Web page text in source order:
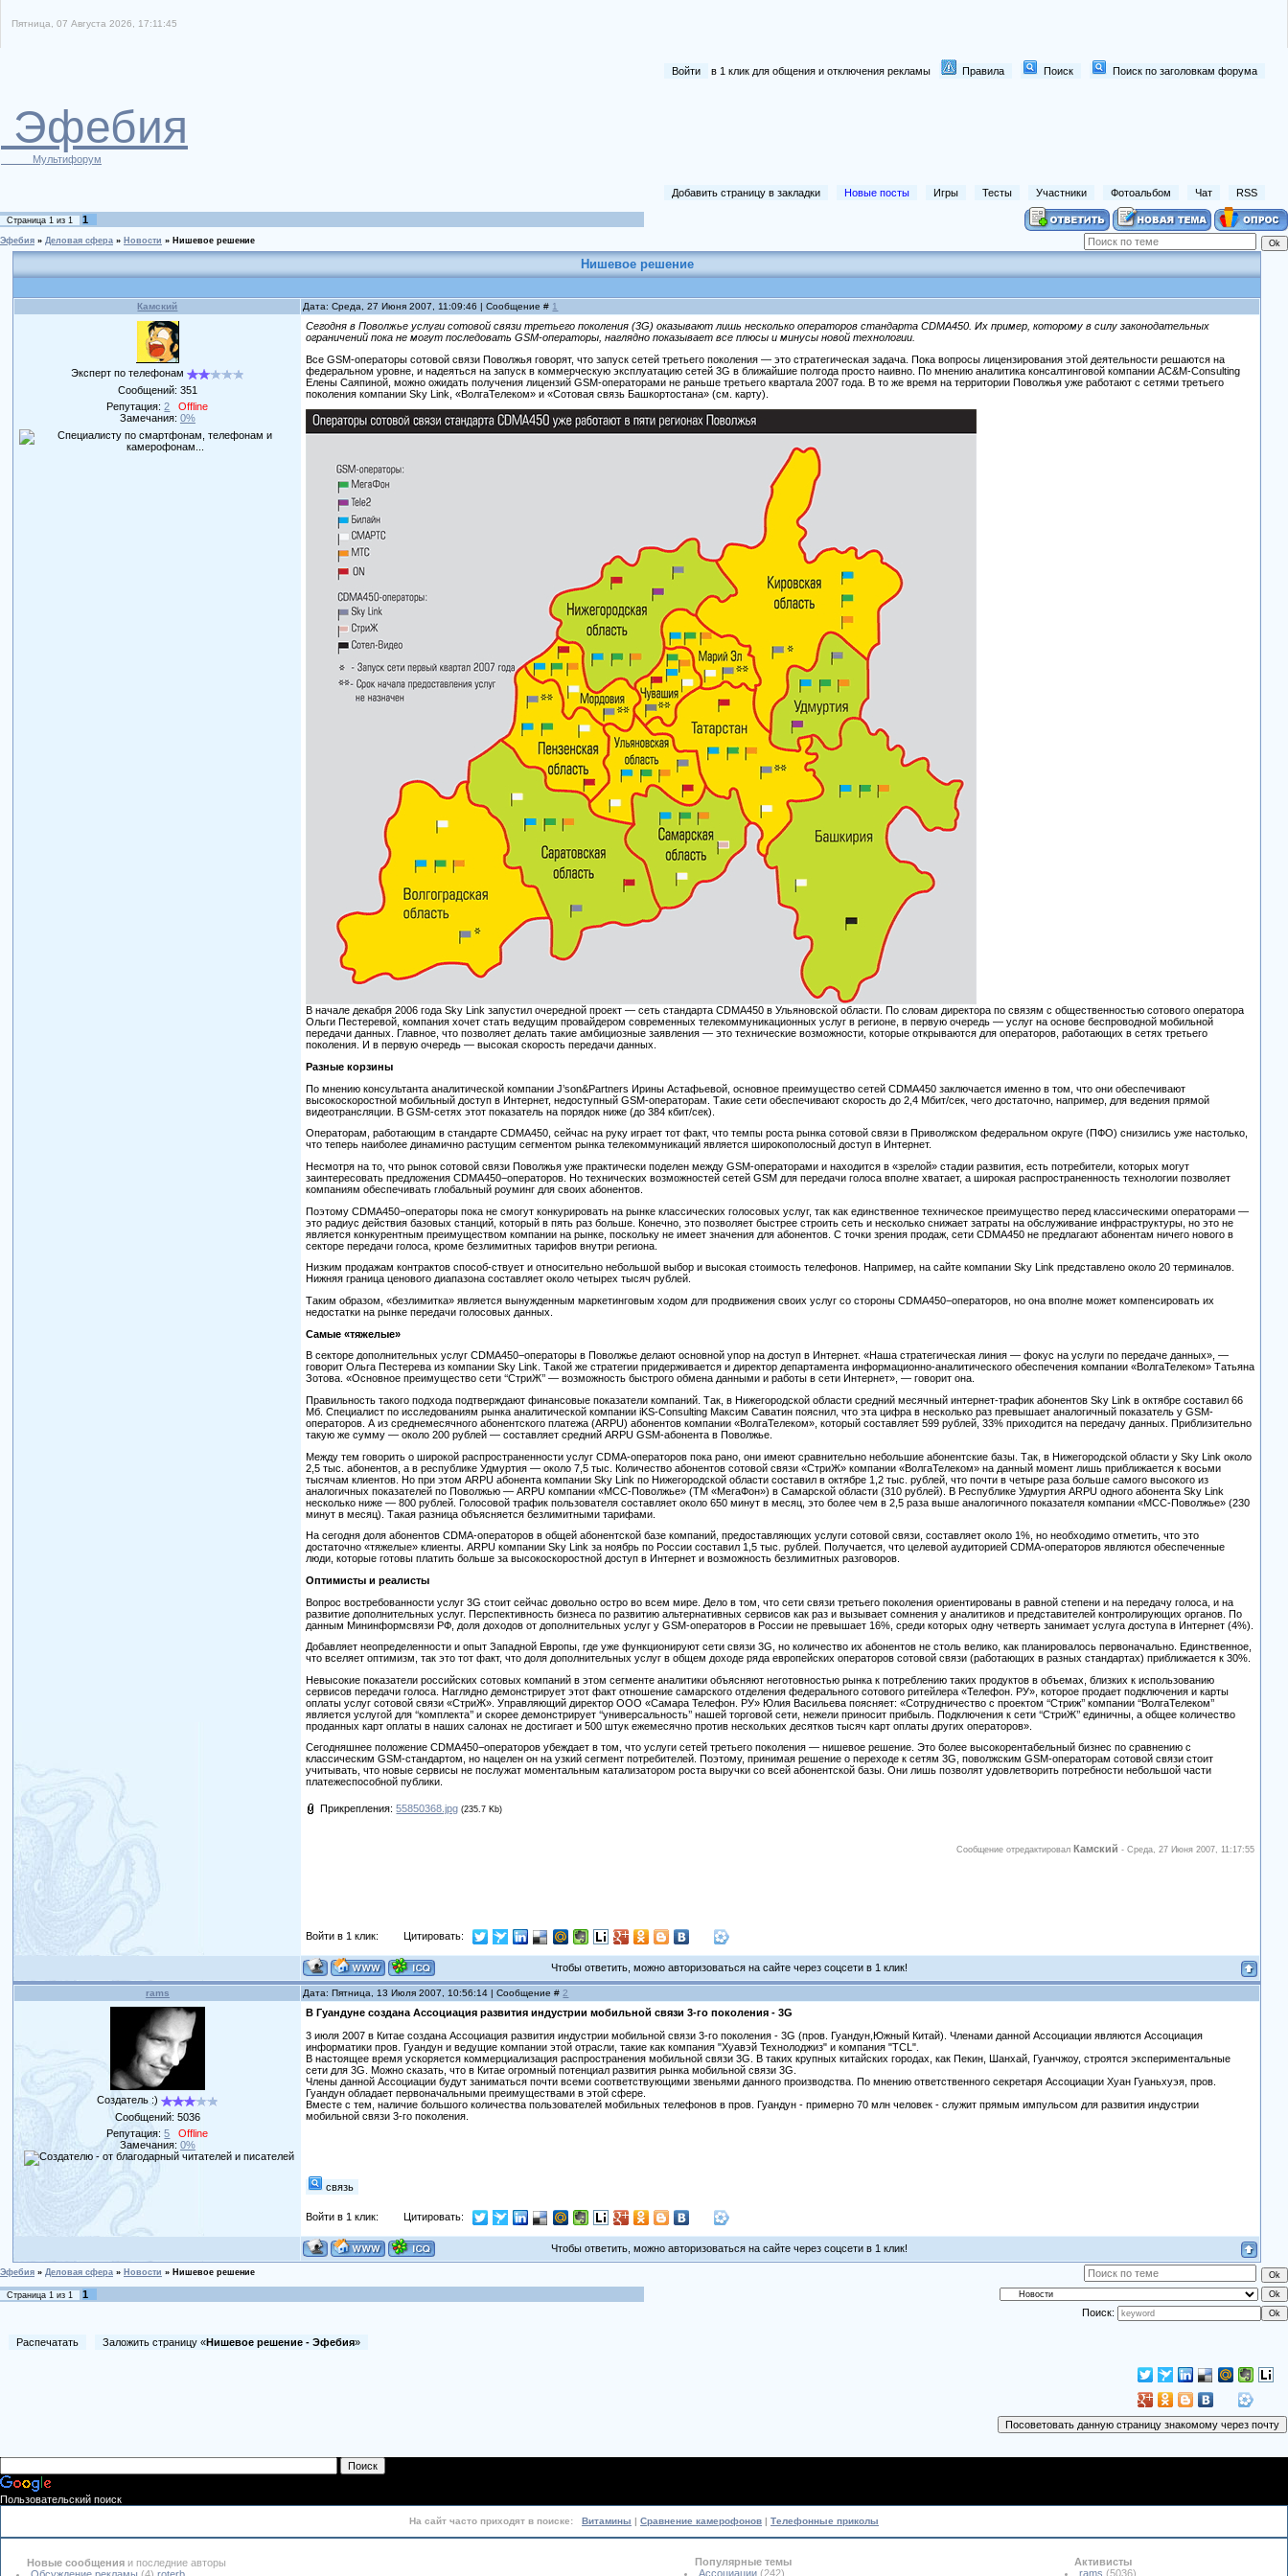
Пятница, 07 Августа 2026, 17:11:45
Войти в 1 клик для общения и отключения рекламы Правила Поиск Поиск по заголовкам форума
Эфебия
Мультифорум
Добавить страницу в закладки Новые посты Игры Тесты Участники Фотоальбом Чат RSS
Страница 1 из 1 1
Эфебия » Деловая сфера » Новости » Нишевое решение
Нишевое решение
Камский Дата: Среда, 27 Июня 2007, 11:09:46 | Сообщение # 1
Эксперт по телефонам
Сообщений: 351
Репутация:2
Offline
Замечания: 0%
Сегодня в Поволжье услуги сотовой связи третьего поколения (3G) оказывают лишь несколько операторов стандарта CDMA450. Их пример, которому в силу законодательных
ограничений пока не могут последовать GSM-операторы, наглядно показывает все плюсы и минусы новой технологии.
Все GSM-операторы сотовой связи Поволжья говорят, что запуск сетей третьего поколения — это стратегическая задача. Пока вопросы лицензирования этой деятельности решаются на
федеральном уровне, и надеяться на запуск в коммерческую эксплуатацию сетей 3G в ближайшие полгода просто наивно. По мнению аналитика консалтинговой компании AC&M-Consulting
Елены Саяпиной, можно ожидать получения лицензий GSM-операторами не раньше третьего квартала 2007 года. В то же время на территории Поволжья уже работают с сетями третьего
поколения компании Sky Link, «ВолгаТелеком» и «Сотовая связь Башкортостана» (см. карту).
В начале декабря 2006 года Sky Link запустил очередной проект — сеть стандарта CDMA450 в Ульяновской области. По словам директора по связям с общественностью сотового оператора
Ольги Пестеревой, компания хочет стать ведущим провайдером современных телекоммуникационных услуг в регионе, в первую очередь — услуг на основе беспроводной мобильной
передачи данных. Главное, что позволяет делать такие амбициозные заявления — это технические возможности, которые открываются для операторов, работающих в сетях третьего
поколения. И в первую очередь — высокая скорость передачи данных.
Разные корзины
По мнению консультанта аналитической компании J’son&Partners Ирины Астафьевой, основное преимущество сетей CDMA450 заключается именно в том, что они обеспечивают
высокоскоростной мобильный доступ в Интернет, недоступный GSM-операторам. Такие сети обеспечивают скорость до 2,4 Мбит/сек, чего достаточно, например, для ведения прямой
видеотрансляции. В GSM-сетях этот показатель на порядок ниже (до 384 кбит/сек).
Операторам, работающим в стандарте CDMA450, сейчас на руку играет тот факт, что темпы роста рынка сотовой связи в Приволжском федеральном округе (ПФО) снизились уже настолько,
что теперь наиболее динамично растущим сегментом рынка телекоммуникаций является широкополосный доступ в Интернет.
Несмотря на то, что рынок сотовой связи Поволжья уже практически поделен между GSM-операторами и находится в «зрелой» стадии развития, есть потребители, которых могут
заинтересовать предложения CDMA450−операторов. Но технических возможностей сетей GSM для передачи голоса вполне хватает, а широкая распространенность технологии позволяет
компаниям обеспечивать глобальный роуминг для своих абонентов.
Поэтому CDMA450−операторы пока не смогут конкурировать на рынке классических голосовых услуг, так как единственное техническое преимущество перед классическими операторами —
это радиус действия базовых станций, который в пять раз больше. Конечно, это позволяет быстрее строить сеть и несколько снижает затраты на обслуживание инфраструктуры, но это не
является конкурентным преимуществом компании на рынке, поскольку не имеет значения для абонентов. С точки зрения продаж, сети CDMA450 не предлагают абонентам ничего нового в
секторе передачи голоса, кроме безлимитных тарифов внутри региона.
Низким продажам контрактов способ-ствует и относительно небольшой выбор и высокая стоимость телефонов. Например, на сайте компании Sky Link представлено около 20 терминалов.
Нижняя граница ценового диапазона составляет около четырех тысяч рублей.
Таким образом, «безлимитка» является вынужденным маркетинговым ходом для продвижения своих услуг со стороны CDMA450−операторов, но она вполне может компенсировать их
недостатки на рынке передачи голосовых данных.
Самые «тяжелые»
В секторе дополнительных услуг CDMA450−операторы в Поволжье делают основной упор на доступ в Интернет. «Наша стратегическая линия — фокус на услуги по передаче данных», —
говорит Ольга Пестерева из компании Sky Link. Такой же стратегии придерживается и директор департамента информационно-аналитического обеспечения компании «ВолгаТелеком» Татьяна
Зотова. «Основное преимущество сети ‘‘СтриЖ’’ — возможность быстрого обмена данными и работы в сети Интернет», — говорит она.
Правильность такого подхода подтверждают финансовые показатели компаний. Так, в Нижегородской области средний месячный интернет-трафик абонентов Sky Link в октябре составил 66
Мб. Специалист по исследованиям рынка аналитической компании iKS-Consulting Максим Саватин пояснил, что эта цифра в несколько раз превышает аналогичный показатель у GSM-
операторов. А из среднемесячного абонентского платежа (ARPU) абонентов компании «ВолгаТелеком», который составляет 599 рублей, 33% приходится на передачу данных. Приблизительно
такую же сумму — около 200 рублей — составляет средний ARPU GSM-абонента в Поволжье.
Между тем говорить о широкой распространенности услуг CDMA-операторов пока рано, они имеют сравнительно небольшие абонентские базы. Так, в Нижегородской области у Sky Link около
2,5 тыс. абонентов, а в республике Удмуртия — около 7,5 тыс. Количество абонентов сотовой связи «СтриЖ» компании «ВолгаТелеком» на данный момент лишь приближается к восьми
тысячам клиентов. Но при этом ARPU абонента компании Sky Link по Нижегородской области составил в октябре 1,2 тыс. рублей, что почти в четыре раза больше самого высокого из
аналогичных показателей по Поволжью — ARPU компании «МСС-Поволжье» (ТМ «МегаФон») в Самарской области (310 рублей). В Республике Удмуртия ARPU одного абонента Sky Link
несколько ниже — 800 рублей. Голосовой трафик пользователя составляет около 650 минут в месяц, это более чем в 2,5 раза выше аналогичного показателя компании «МСС-Поволжье» (230
минут в месяц). Такая разница объясняется безлимитными тарифами.
На сегодня доля абонентов CDMA-операторов в общей абонентской базе компаний, предоставляющих услуги сотовой связи, составляет около 1%, но необходимо отметить, что это
достаточно «тяжелые» клиенты. ARPU компании Sky Link за ноябрь по России составил 1,5 тыс. рублей. Получается, что целевой аудиторией CDMA-операторов являются обеспеченные
люди, которые готовы платить больше за высокоскоростной доступ в Интернет и возможность безлимитных разговоров.
Оптимисты и реалисты
Вопрос востребованности услуг 3G стоит сейчас довольно остро во всем мире. Дело в том, что сети связи третьего поколения ориентированы в равной степени и на передачу голоса, и на
развитие дополнительных услуг. Перспективность бизнеса по развитию альтернативных сервисов как раз и вызывает сомнения у аналитиков и представителей контролирующих органов. По
данным Мининформсвязи РФ, доля доходов от дополнительных услуг у GSM-операторов в России не превышает 16%, среди которых одну четверть занимает услуга доступа в Интернет (4%).
Добавляет неопределенности и опыт Западной Европы, где уже функционируют сети связи 3G, но количество их абонентов не столь велико, как планировалось первоначально. Единственное,
что вселяет оптимизм, так это тот факт, что доля дополнительных услуг в общем доходе ряда европейских операторов сотовой связи (работающих в разных стандартах) приближается к 30%.
Невысокие показатели российских сотовых компаний в этом сегменте аналитики объясняют неготовностью рынка к потреблению таких продуктов в объемах, близких к использованию
сервисов передачи голоса. Наглядно демонстрирует этот факт отношение самарского отделения федерального сотового ритейлера «Телефон. РУ», которое продает подключения и карты
оплаты услуг сотовой связи «СтриЖ». Управляющий директор ООО «Самара Телефон. РУ» Юлия Васильева поясняет: «Сотрудничество с проектом ‘‘Стриж’’ компании ‘‘ВолгаТелеком’’
является услугой для ‘‘комплекта’’ и скорее демонстрирует ‘‘универсальность’’ нашей торговой сети, нежели приносит прибыль. Подключения к сети ‘‘СтриЖ’’ единичны, а общее количество
проданных карт оплаты в наших салонах не достигает и 500 штук ежемесячно против нескольких десятков тысяч карт оплаты других операторов».
Сегодняшнее положение CDMA450−операторов убеждает в том, что услуги сетей третьего поколения — нишевое решение. Это более высокорентабельный бизнес по сравнению с
классическим GSM-стандартом, но нацелен он на узкий сегмент потребителей. Поэтому, принимая решение о переходе к сетям 3G, поволжским GSM-операторам сотовой связи стоит
учитывать, что новые сервисы не послужат моментальным катализатором роста выручки со всей абонентской базы. Они лишь позволят удовлетворить потребности небольшой части
платежеспособной публики.
Прикрепления:55850368.jpg (235.7 Kb)
Сообщение отредактировал Камский -Среда, 27 Июня 2007, 11:17:55
Войти в 1 клик: Цитировать:
Чтобы ответить, можно авторизоваться на сайте через соцсети в 1 клик!
rams Дата: Пятница, 13 Июля 2007, 10:56:14 | Сообщение # 2
Создатель :)
Сообщений: 5036
Репутация:5
Offline
Замечания: 0%
В Гуандуне создана Ассоциация развития индустрии мобильной связи 3-го поколения - 3G
3 июля 2007 в Китае создана Ассоциация развития индустрии мобильной связи 3-го поколения - 3G (пров. Гуандун,Южный Китай). Членами данной Ассоциации являются Ассоциация
информатики пров. Гуандун и ведущие компании этой отрасли, такие как компания "Хуавэй Технолоджиз" и компания "ТСL".
В настоящее время ускоряется коммерциализация распространения мобильной связи 3G. В таких крупных китайских городах, как Пекин, Шанхай, Гуанчжоу, строятся экспериментальные
сети для 3G. Можно сказать, что в Китае огромный потенциал развития рынка мобильной связи 3G.
Члены данной Ассоциации будут заниматься почти всеми соответствующими звеньями данного производства. По мнению ответственного секретаря Ассоциации Хуан Гуаньхуэя, пров.
Гуандун обладает первоначальными преимуществами в этой сфере.
Вместе с тем, наличие большого количества пользователей мобильных телефонов в пров. Гуандун - примерно 70 млн человек - служит прямым импульсом для развития индустрии
мобильной связи 3-го поколения.
связь
Войти в 1 клик: Цитировать:
Чтобы ответить, можно авторизоваться на сайте через соцсети в 1 клик!
Эфебия » Деловая сфера » Новости » Нишевое решение
Страница 1 из 1
1
Поиск:
Распечатать Заложить страницу «Нишевое решение - Эфебия»
Пользовательский поиск
На сайт часто приходят в поиске: Витамины | Сравнение камерофонов | Телефонные приколы
Новые сообщения и последние авторы
Популярные темы
Ассоциации(242)
Активисты
rams (5036)